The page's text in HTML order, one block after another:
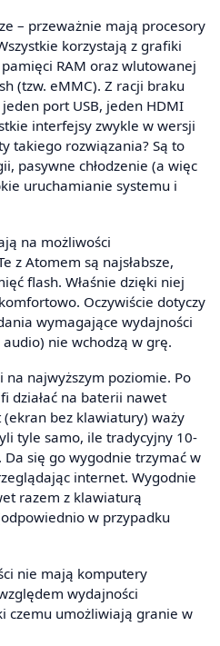
– przeważnie mają procesory
korzystają z grafiki
RAM oraz wlutowanej
(tzw. eMMC). Z racji braku
port USB, jeden HDMI
interfejsy zwykle w wersji
takiego rozwiązania? Są to
pasywne chłodzenie (a więc
uruchamianie systemu i
na możliwości
z Atomem są najsłabsze,
flash. Właśnie dzięki niej
Oczywiście dotyczy
wymagające wydajności
nie wchodzą w grę.
najwyższym poziomie. Po
działać na baterii nawet
bez klawiatury) waży
tyle samo, ile tradycyjny 10-
się go wygodnie trzymać w
internet. Wygodnie
razem z klawiaturą
w przypadku
nie mają komputery
wydajności
czemu umożliwiają granie w